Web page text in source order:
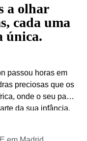
a olhar
cada uma
única.
passou horas em
preciosas que os
onde o seu pai
da sua infância.
pedras